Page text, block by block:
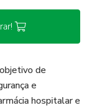
de
e
hospitalar e